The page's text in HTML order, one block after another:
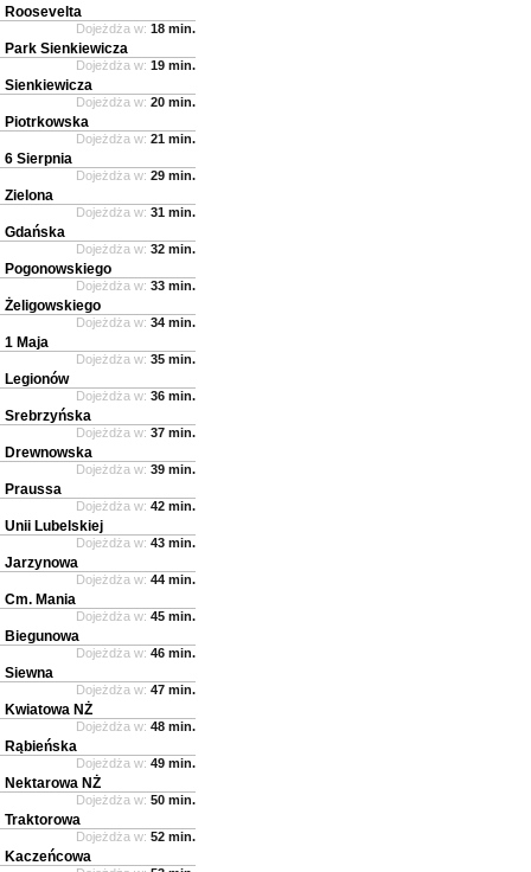
Roosevelta
Dojeżdża w: 18 min.
Park Sienkiewicza
Dojeżdża w: 19 min.
Sienkiewicza
Dojeżdża w: 20 min.
Piotrkowska
Dojeżdża w: 21 min.
6 Sierpnia
Dojeżdża w: 29 min.
Zielona
Dojeżdża w: 31 min.
Gdańska
Dojeżdża w: 32 min.
Pogonowskiego
Dojeżdża w: 33 min.
Żeligowskiego
Dojeżdża w: 34 min.
1 Maja
Dojeżdża w: 35 min.
Legionów
Dojeżdża w: 36 min.
Srebrzyńska
Dojeżdża w: 37 min.
Drewnowska
Dojeżdża w: 39 min.
Praussa
Dojeżdża w: 42 min.
Unii Lubelskiej
Dojeżdża w: 43 min.
Jarzynowa
Dojeżdża w: 44 min.
Cm. Mania
Dojeżdża w: 45 min.
Biegunowa
Dojeżdża w: 46 min.
Siewna
Dojeżdża w: 47 min.
Kwiatowa NŻ
Dojeżdża w: 48 min.
Rąbieńska
Dojeżdża w: 49 min.
Nektarowa NŻ
Dojeżdża w: 50 min.
Traktorowa
Dojeżdża w: 52 min.
Kaczeńcowa